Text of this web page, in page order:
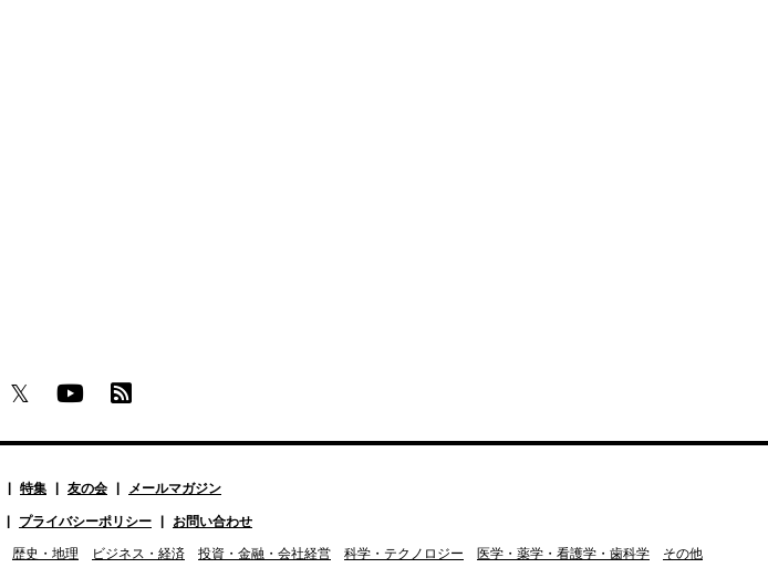
特集 友の会 メールマガジン
プライバシーポリシー お問い合わせ
歴史・地理 ビジネス・経済 投資・金融・会社経営 科学・テクノロジー 医学・薬学・看護学・歯科学 その他